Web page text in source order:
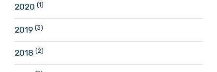
2020 (1)
2019 (3)
2018 (2)